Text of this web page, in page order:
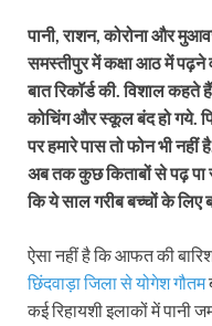
पानी, राशन, कोरोना और
समस्तीपुर में कक्षा आठ में पढ़ने
बात रिकॉर्ड की. विशाल
कोचिंग और स्कूल बंद हो गये.
पर हमारे पास तो फोन भी
अब तक कुछ किताबों से पढ़ पा
कि ये साल गरीब बच्चों के लिए
ऐसा नहीं है कि आफत की
छिंदवाड़ा जिला से योगेश गौतम
कई रिहायशी इलाकों में पानी